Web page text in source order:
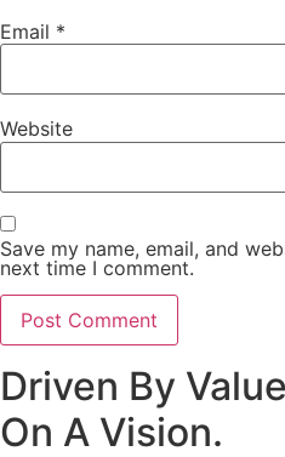
Email *
Website
Save my name, email, and
next time I comment.
Driven By
On A Vision.